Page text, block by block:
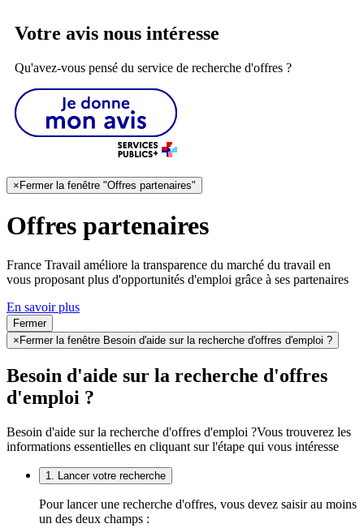
Votre avis nous intéresse
Qu'avez-vous pensé du service de recherche d'offres ?
×Fermer la fenêtre "Offres partenaires"
Offres partenaires
France Travail améliore la transparence du marché du travail en
vous proposant plus d'opportunités d'emploi grâce à ses partenaires
En savoir plus
Fermer
× Fermer la fenêtre Besoin d'aide sur la recherche d'offres d'emploi ?
Besoin d'aide sur la recherche d'offres
d'emploi ?
Besoin d'aide sur la recherche d'offres d'emploi ?Vous trouverez les
informations essentielles en cliquant sur l'étape qui vous intéresse
1. Lancer votre recherche
Pour lancer une recherche d'offres, vous devez saisir au moins
un des deux champs :